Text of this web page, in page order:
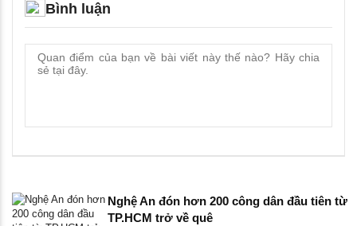
Bình luận
Nghệ An đón hơn 200 công dân đầu tiên từ
TP.HCM trở về quê